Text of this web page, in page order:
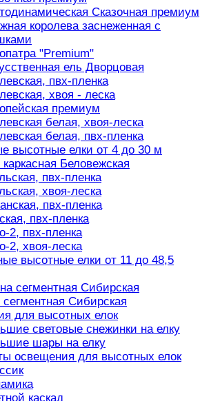
Сказочная премиум
королева заснеженная с
"Premium"
ель Дворцовая
пвх-пленка
хвоя - леска
премиум
белая, хвоя-леска
белая, пвх-пленка
высотные елки от 4 до 30 м
каркасная Беловежская
пвх-пленка
хвоя-леска
пвх-пленка
пвх-пленка
2, пвх-пленка
2, хвоя-леска
высотные елки от 11 до 48,5
сегментная Сибирская
сегментная Сибирская
для высотных елок
световые снежинки на елку
шары на елку
освещения для высотных елок
каскад